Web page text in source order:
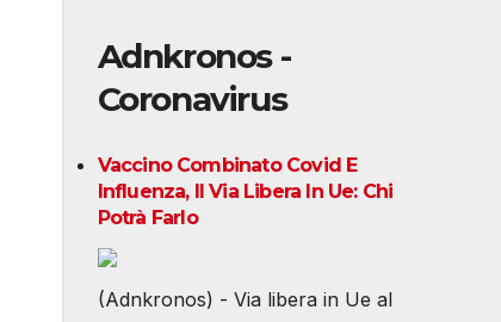
Adnkronos -
Coronavirus
Vaccino Combinato Covid E
Influenza, Il Via Libera In Ue: Chi
Potrà Farlo
(Adnkronos) - Via libera in Ue al